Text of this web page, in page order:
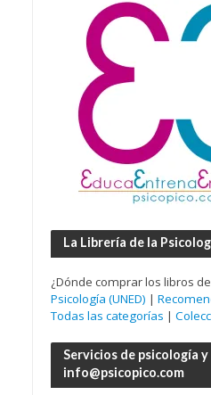
La Librería de la
¿Dónde comprar los libros
Psicología (UNED) |
Todas las categorías |
Servicios de psicología
info@psicopico.com